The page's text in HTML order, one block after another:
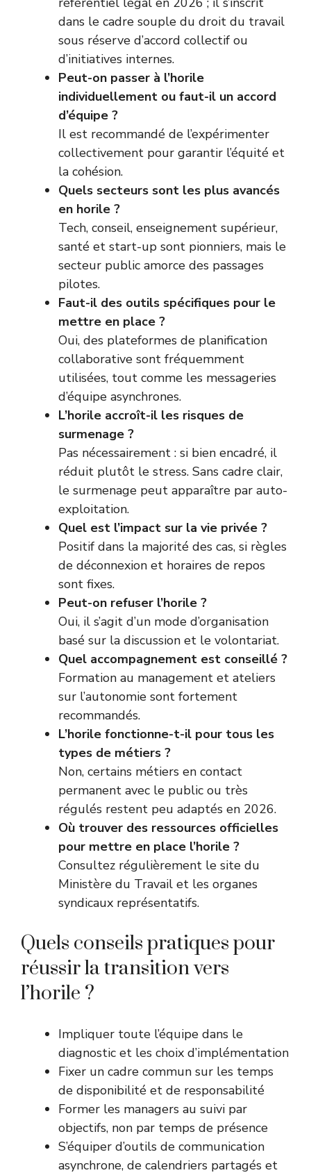
dans le cadre souple du droit du travail
sous réserve d’accord collectif ou
d’initiatives internes.
Peut-on passer à l’horile
individuellement ou faut-il un accord
d’équipe ?
Il est recommandé de l’expérimenter
collectivement pour garantir l’équité et
la cohésion.
Quels secteurs sont les plus avancés
en horile ?
Tech, conseil, enseignement supérieur,
santé et start-up sont pionniers, mais le
secteur public amorce des passages
pilotes.
Faut-il des outils spécifiques pour le
mettre en place ?
Oui, des plateformes de planification
collaborative sont fréquemment
utilisées, tout comme les messageries
d’équipe asynchrones.
L’horile accroît-il les risques de
surmenage ?
Pas nécessairement : si bien encadré, il
réduit plutôt le stress. Sans cadre clair,
le surmenage peut apparaître par auto-
exploitation.
Quel est l’impact sur la vie privée ?
Positif dans la majorité des cas, si règles
de déconnexion et horaires de repos
sont fixes.
Peut-on refuser l’horile ?
Oui, il s’agit d’un mode d’organisation
basé sur la discussion et le volontariat.
Quel accompagnement est conseillé ?
Formation au management et ateliers
sur l’autonomie sont fortement
recommandés.
L’horile fonctionne-t-il pour tous les
types de métiers ?
Non, certains métiers en contact
permanent avec le public ou très
régulés restent peu adaptés en 2026.
Où trouver des ressources officielles
pour mettre en place l’horile ?
Consultez régulièrement le site du
Ministère du Travail et les organes
syndicaux représentatifs.
Quels conseils pratiques pour
réussir la transition vers
l’horile ?
Impliquer toute l’équipe dans le
diagnostic et les choix d’implémentation
Fixer un cadre commun sur les temps
de disponibilité et de responsabilité
Former les managers au suivi par
objectifs, non par temps de présence
S’équiper d’outils de communication
asynchrone, de calendriers partagés et